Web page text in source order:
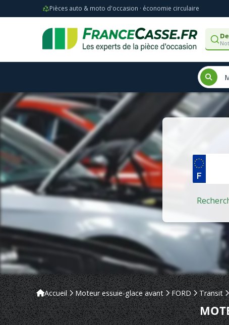
Pièces auto & moto d'occasion · économie circulaire
Accueil Moteur essuie-glace avant FORD Transit